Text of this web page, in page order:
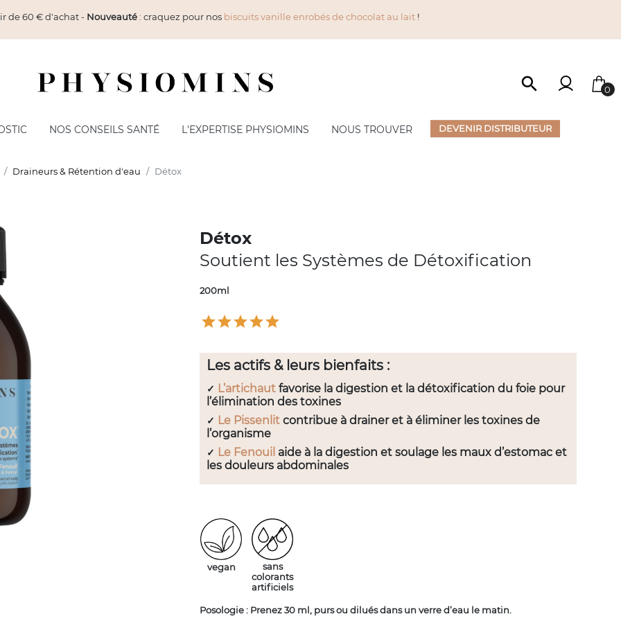
de 60 € d'achat - Nouveauté: craquez pour nos biscuits vanille enrobés de chocolat au lait!
 0
de la Peau
in & out
NOS CONSEILS SANTÉ L'EXPERTISE PHYSIOMINS NOUS TROUVER DEVENIR DISTRIBUTEUR
Draineurs & Rétention d'eau Détox
Détox
Soutient les Systèmes de Détoxification
200ml
Les actifs & leurs bienfaits :
✓ L’artichaut favorise la digestion et la détoxification du foie pour
l’élimination des toxines
✓ Le Pissenlit contribue à drainer et à éliminer les toxines de
l’organisme
✓ Le Fenouil aide à la digestion et soulage les maux d’estomac et
les douleurs abdominales
vegan
sans
colorants
artificiels
Posologie : Prenez 30 ml, purs ou dilués dans un verre d’eau le matin.